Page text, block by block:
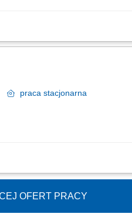
budowy; Sporządzanie rysunków
praca stacjonarna
projektowej i zapisów
OFERT PRACY